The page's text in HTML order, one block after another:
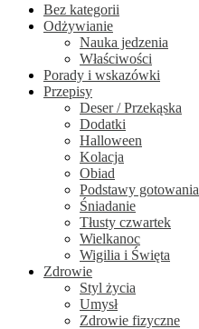
Bez kategorii
Odżywianie
Nauka jedzenia
Właściwości
Porady i wskazówki
Przepisy
Deser / Przekąska
Dodatki
Halloween
Kolacja
Obiad
Podstawy gotowania
Śniadanie
Tłusty czwartek
Wielkanoc
Wigilia i Święta
Zdrowie
Styl życia
Umysł
Zdrowie fizyczne